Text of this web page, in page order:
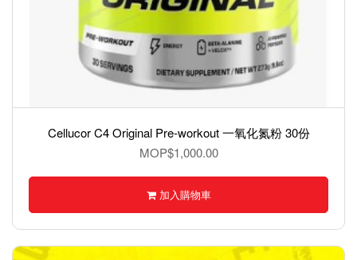
Cellucor C4 Original Pre-workout 一氧化氮粉 30份
MOP$1,000.00
加入購物車